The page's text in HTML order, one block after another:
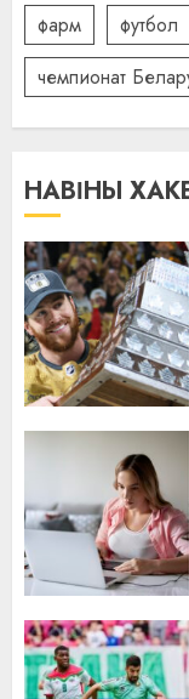
фарм
футбол
чемпионат
НАВІНЫ